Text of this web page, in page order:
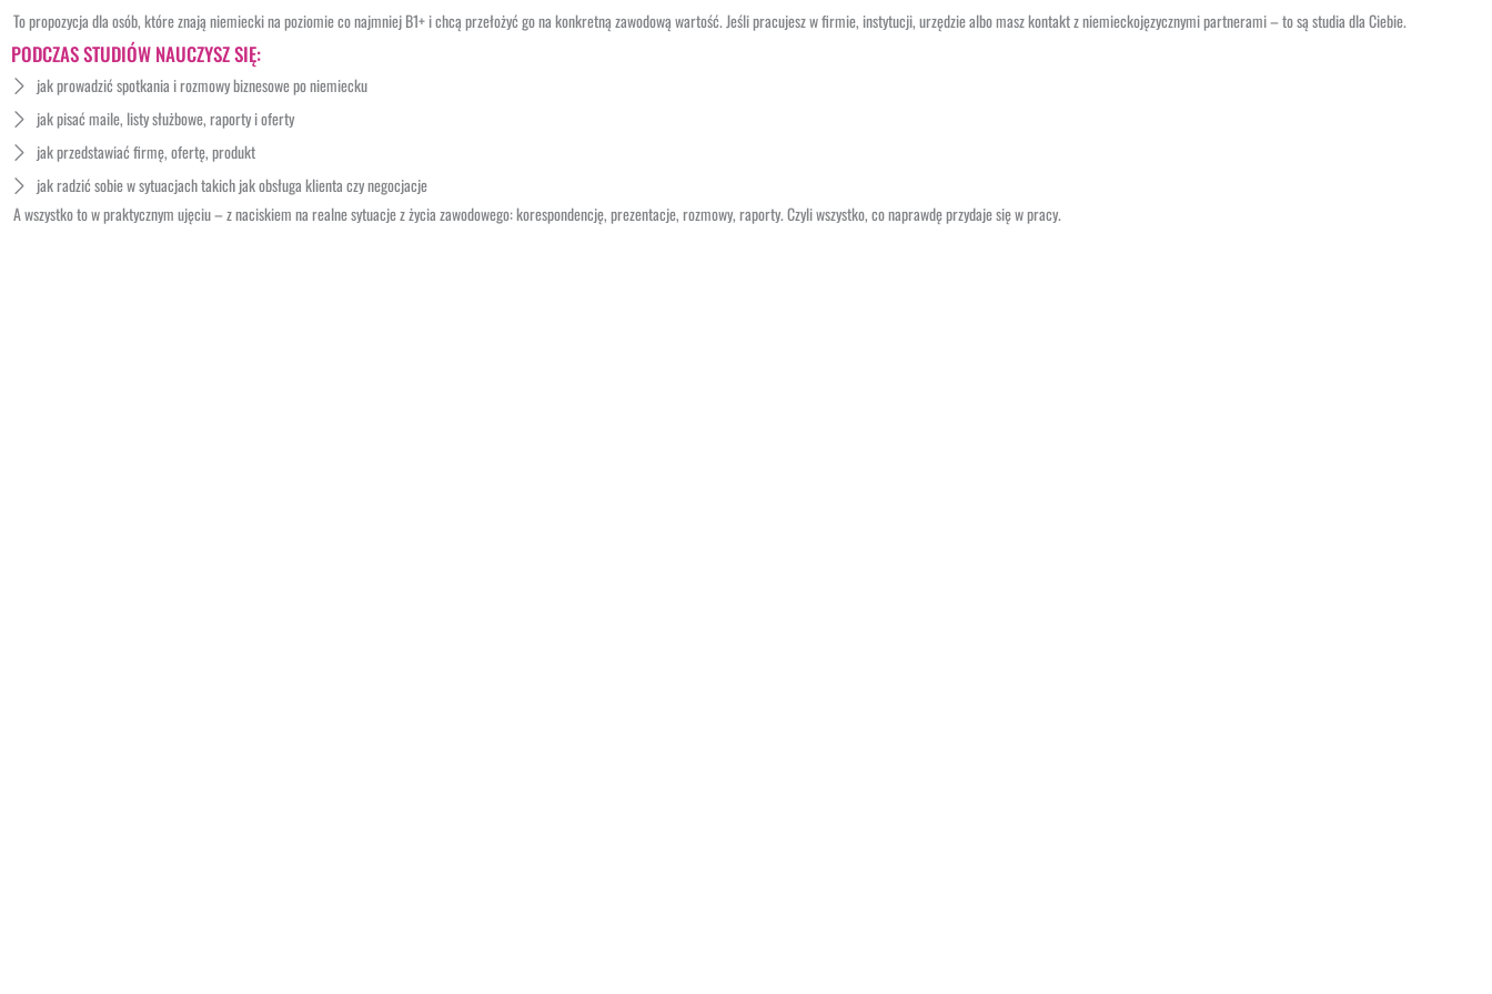
To propozycja dla osób, które znają niemiecki na poziomie co najmniej B1+ i chcą przełożyć go na konkretną zawodową wartość. Jeśli pracujesz w firmie, instytucji, urzędzie albo masz kontakt z niemieckojęzycznymi partnerami – to są studia dla Ciebie.
PODCZAS STUDIÓW NAUCZYSZ SIĘ:
jak prowadzić spotkania i rozmowy biznesowe po niemiecku
jak pisać maile, listy służbowe, raporty i oferty
jak przedstawiać firmę, ofertę, produkt
jak radzić sobie w sytuacjach takich jak obsługa klienta czy negocjacje
A wszystko to w praktycznym ujęciu – z naciskiem na realne sytuacje z życia zawodowego: korespondencję, prezentacje, rozmowy, raporty. Czyli wszystko, co naprawdę przydaje się w pracy.